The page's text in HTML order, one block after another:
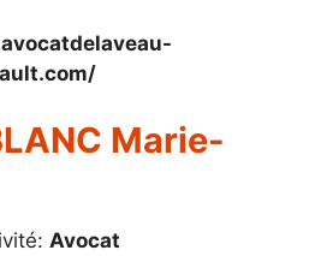
Marie-
Avocat